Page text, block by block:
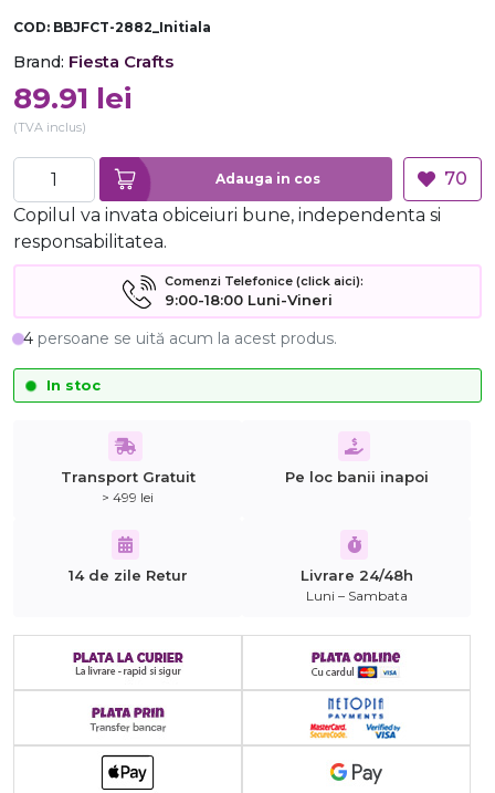
COD: BBJFCT-2882_Initiala
Brand: Fiesta Crafts
89.91 lei
(TVA inclus)
Adauga in cos
70
Copilul va invata obiceiuri bune, independenta si
responsabilitatea.
Comenzi Telefonice (click aici):
9:00-18:00 Luni-Vineri
4 persoane se uită acum la acest produs.
In stoc
Transport Gratuit
> 499 lei
Pe loc banii inapoi
14 de zile Retur Livrare 24/48h
Luni – Sambata